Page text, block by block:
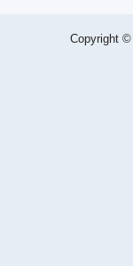
Copyright ©